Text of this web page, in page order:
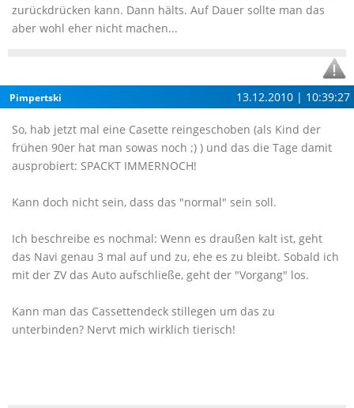
zurückdrücken kann. Dann hälts. Auf Dauer sollte man das
aber wohl eher nicht machen...
Pimpertski 13.12.2010 | 10:39:27
So, hab jetzt mal eine Casette reingeschoben (als Kind der
frühen 90er hat man sowas noch ;) ) und das die Tage damit
ausprobiert: SPACKT IMMERNOCH!
Kann doch nicht sein, dass das "normal" sein soll.
Ich beschreibe es nochmal: Wenn es draußen kalt ist, geht
das Navi genau 3 mal auf und zu, ehe es zu bleibt. Sobald ich
mit der ZV das Auto aufschließe, geht der "Vorgang" los.
Kann man das Cassettendeck stillegen um das zu
unterbinden? Nervt mich wirklich tierisch!